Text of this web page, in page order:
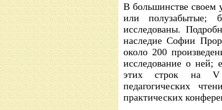
В большинстве
или полузабытые;
исследованы.
наследие Софии
около 200
исследование о ней;
этих строк на V
педагогических
практических